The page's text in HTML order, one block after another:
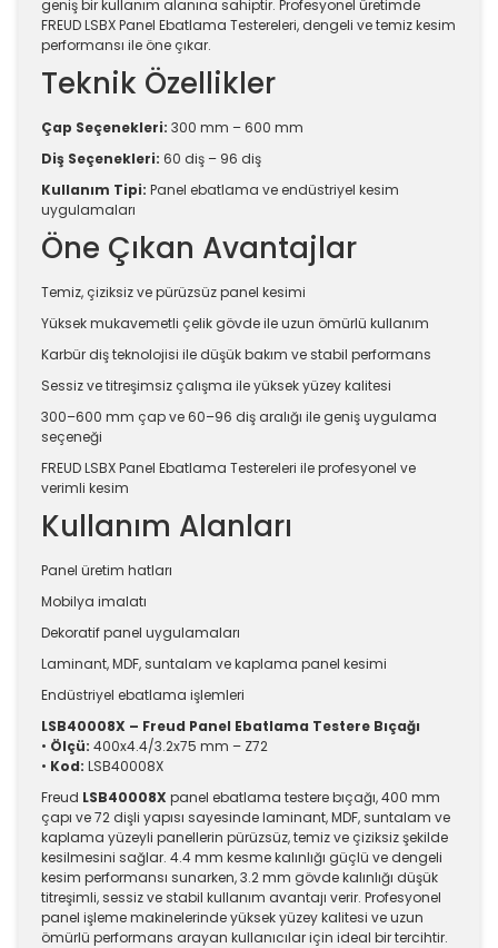
geniş bir kullanım alanına sahiptir. Profesyonel üretimde
FREUD LSBX Panel Ebatlama Testereleri, dengeli ve temiz kesim
performansı ile öne çıkar.
Teknik Özellikler
Çap Seçenekleri: 300 mm – 600 mm
Diş Seçenekleri: 60 diş – 96 diş
Kullanım Tipi: Panel ebatlama ve endüstriyel kesim
uygulamaları
Öne Çıkan Avantajlar
Temiz, çiziksiz ve pürüzsüz panel kesimi
Yüksek mukavemetli çelik gövde ile uzun ömürlü kullanım
Karbür diş teknolojisi ile düşük bakım ve stabil performans
Sessiz ve titreşimsiz çalışma ile yüksek yüzey kalitesi
300–600 mm çap ve 60–96 diş aralığı ile geniş uygulama
seçeneği
FREUD LSBX Panel Ebatlama Testereleri ile profesyonel ve
verimli kesim
Kullanım Alanları
Panel üretim hatları
Mobilya imalatı
Dekoratif panel uygulamaları
Laminant, MDF, suntalam ve kaplama panel kesimi
Endüstriyel ebatlama işlemleri
LSB40008X – Freud Panel Ebatlama Testere Bıçağı
• Ölçü: 400x4.4/3.2x75 mm – Z72
• Kod: LSB40008X
Freud LSB40008X panel ebatlama testere bıçağı, 400 mm
çapı ve 72 dişli yapısı sayesinde laminant, MDF, suntalam ve
kaplama yüzeyli panellerin pürüzsüz, temiz ve çiziksiz şekilde
kesilmesini sağlar. 4.4 mm kesme kalınlığı güçlü ve dengeli
kesim performansı sunarken, 3.2 mm gövde kalınlığı düşük
titreşimli, sessiz ve stabil kullanım avantajı verir. Profesyonel
panel işleme makinelerinde yüksek yüzey kalitesi ve uzun
ömürlü performans arayan kullanıcılar için ideal bir tercihtir.